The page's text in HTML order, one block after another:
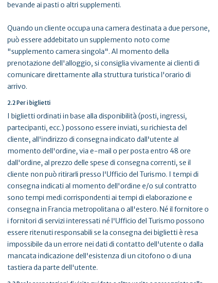
bevande ai pasti o altri supplementi.
Quando un cliente occupa una camera destinata a due persone,
può essere addebitato un supplemento noto come
"supplemento camera singola". Al momento della
prenotazione dell'alloggio, si consiglia vivamente ai clienti di
comunicare direttamente alla struttura turistica l'orario di
arrivo.
2.2 Per i biglietti
I biglietti ordinati in base alla disponibilità (posti, ingressi,
partecipanti, ecc.) possono essere inviati, su richiesta del
cliente, all'indirizzo di consegna indicato dall'utente al
momento dell'ordine, via e-mail o per posta entro 48 ore
dall'ordine, al prezzo delle spese di consegna correnti, se il
cliente non può ritirarli presso l'Ufficio del Turismo. I tempi di
consegna indicati al momento dell'ordine e/o sul contratto
sono tempi medi corrispondenti ai tempi di elaborazione e
consegna in Francia metropolitana o all'estero. Né il fornitore o
i fornitori di servizi interessati né l'Ufficio del Turismo possono
essere ritenuti responsabili se la consegna dei biglietti è resa
impossibile da un errore nei dati di contatto dell'utente o dalla
mancata indicazione dell'esistenza di un citofono o di una
tastiera da parte dell'utente.